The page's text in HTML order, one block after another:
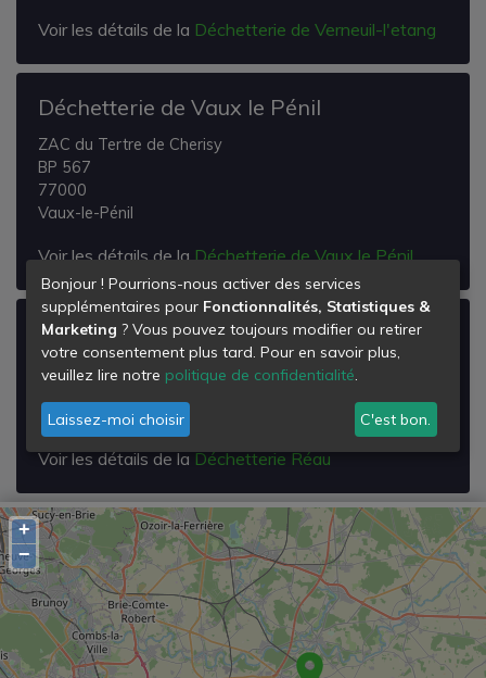
Voir les détails de la Déchetterie de Verneuil-l'etang
Déchetterie de Vaux le Pénil
ZAC du Tertre de Cherisy
BP 567
77000
Vaux-le-Pénil
Voir les détails de laDéchetterie de Vaux le Pénil
Déchetterie Réau
Lieu Dit les Pleins
Réau
Voir les détails de laDéchetterie Réau
+
−
Bonjour ! Pourrions-nous activer des services
supplémentaires pour Fonctionnalités, Statistiques &
Marketing ? Vous pouvez toujours modifier ou retirer
votre consentement plus tard. Pour en savoir plus,
veuillez lire notre politique de confidentialité.
Laissez-moi choisir C'est bon.